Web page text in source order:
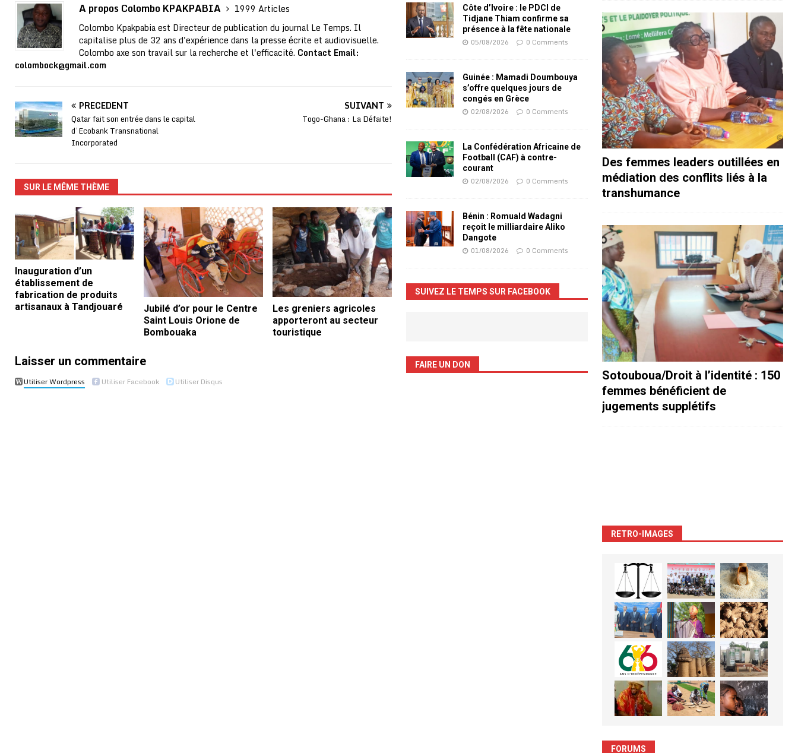
A propos Colombo KPAKPABIA
1999 Articles
Colombo Kpakpabia est Directeur de publication du journal Le Temps. Il
capitalise plus de 32 ans d'expérience dans la presse écrite et audiovisuelle.
Colombo axe son travail sur la recherche et l'efficacité. Contact Email:
colombock@gmail.com
PRÉCÉDENT
Qatar fait son entrée dans le capital
d’Ecobank Transnational
Incorporated
SUIVANT
Togo-Ghana : La Défaite!
SUR LE MÊME THÈME
Inauguration d’un
établissement de
fabrication de produits
artisanaux à Tandjouaré
Jubilé d’or pour le Centre
Saint Louis Orione de
Bombouaka
Les greniers agricoles
apporteront au secteur
touristique
Laisser un commentaire
Utiliser Wordpress Utiliser Facebook Utiliser Disqus
Côte d’Ivoire : le PDCI de
Tidjane Thiam confirme sa
présence à la fête nationale
05/08/2026 0 Comments
Guinée : Mamadi Doumbouya
s’offre quelques jours de
congés en Grèce
02/08/2026 0 Comments
La Confédération Africaine de
Football (CAF) à contre-
courant
02/08/2026 0 Comments
Bénin : Romuald Wadagni
reçoit le milliardaire Aliko
Dangote
01/08/2026 0 Comments
SUIVEZ LE TEMPS SUR FACEBOOK
FAIRE UN DON
Des femmes leaders outillées en
médiation des conflits liés à la
transhumance
Sotouboua/Droit à l’identité : 150
femmes bénéficient de
jugements supplétifs
RETRO-IMAGES
FORUMS